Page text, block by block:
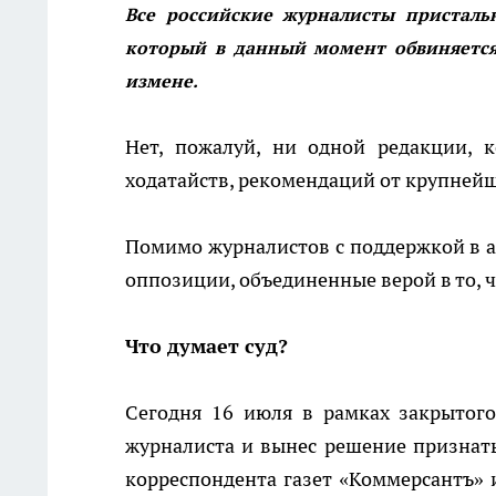
Все российские журналисты
который в данный момент
измене.
Нет, пожалуй, ни одной редакции,
ходатайств, рекомендаций от
Помимо журналистов с поддержкой в
оппозиции, объединенные верой в то,
Что думает суд?
Сегодня 16 июля в рамках
журналиста и вынес решение
корреспондента газет